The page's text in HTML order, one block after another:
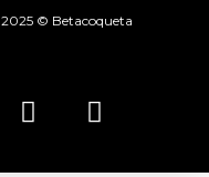
2025 © Betacoqueta